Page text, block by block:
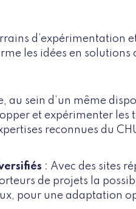
d’expérimentation
les idées en solutions
au sein d’un même
et expérimenter les
reconnues du
: Avec des sites
de projets la
pour une adaptation